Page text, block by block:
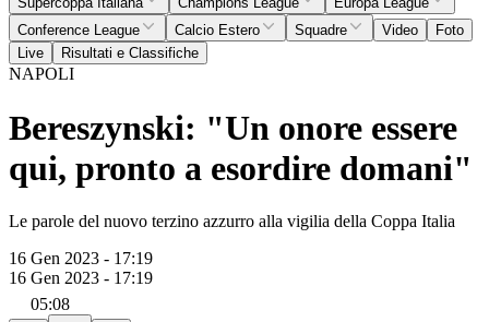
Conference League
Calcio Estero Squadre Video
Foto
Live
Risultati e Classifiche
NAPOLI
Bereszynski: "Un onore essere
qui, pronto a esordire domani"
Le parole del nuovo terzino azzurro alla vigilia della Coppa Italia
16 Gen 2023 - 17:19
16 Gen 2023 - 17:19
05:08